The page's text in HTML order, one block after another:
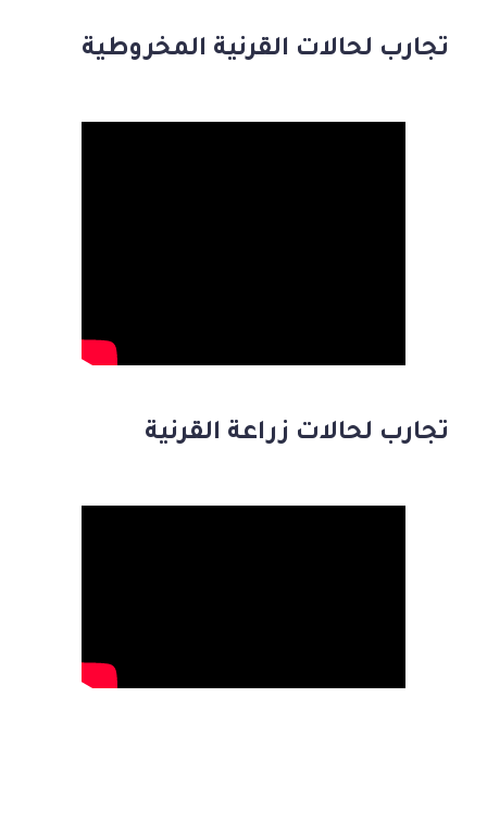
تجارب لحالات القرنية المخروطية
تجارب لحالات زراعة القرنية